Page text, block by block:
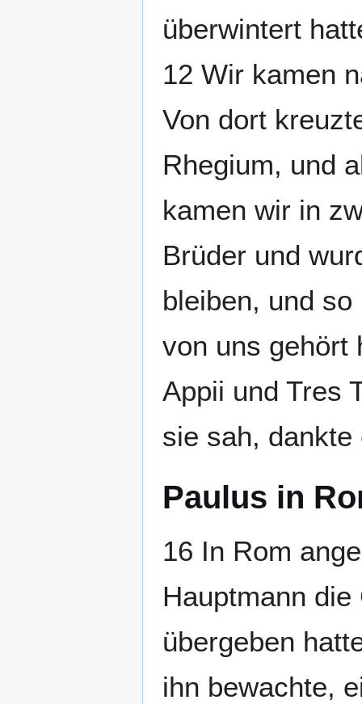
überwintert
12 Wir kamen
Von dort
Rhegium, und
kamen wir in
Brüder und
bleiben, und
von uns gehört
Appii und Tres
sie sah,
Paulus in
16 In Rom
Hauptmann
übergeben
ihn bewachte,